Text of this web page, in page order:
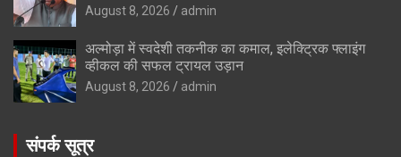
August 8, 2026 admin
अल्मोड़ा में स्वदेशी तकनीक का कमाल, इलेक्ट्रिक फ्लाइंग
व्हीकल की सफल ट्रायल उड़ान
August 8, 2026 admin
संपर्क सूत्र